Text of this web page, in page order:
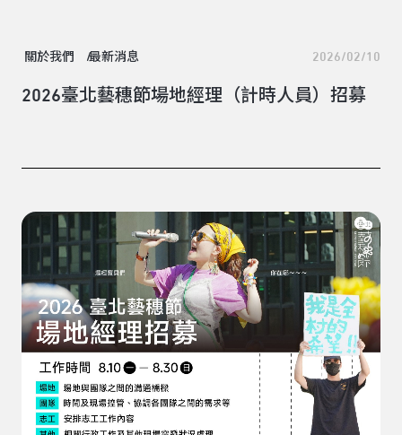
關於我們 最新消息 2026/02/10
2026臺北藝穗節場地經理（計時人員）招募